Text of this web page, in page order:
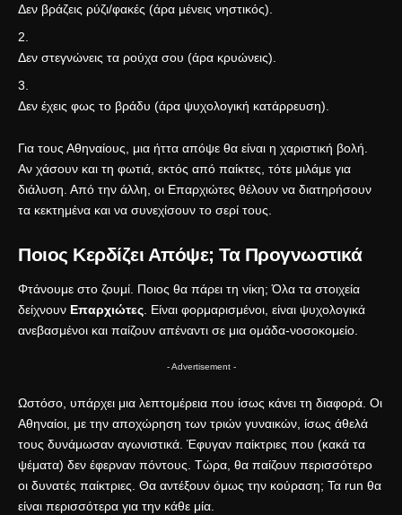
Δεν βράζεις ρύζι/φακές (άρα μένεις νηστικός).
Δεν στεγνώνεις τα ρούχα σου (άρα κρυώνεις).
Δεν έχεις φως το βράδυ (άρα ψυχολογική κατάρρευση).
Για τους Αθηναίους, μια ήττα απόψε θα είναι η χαριστική βολή.
Αν χάσουν και τη φωτιά, εκτός από παίκτες, τότε μιλάμε για
διάλυση. Από την άλλη, οι Επαρχιώτες θέλουν να διατηρήσουν
τα κεκτημένα και να συνεχίσουν το σερί τους.
Ποιος Κερδίζει Απόψε; Τα Προγνωστικά
Φτάνουμε στο ζουμί. Ποιος θα πάρει τη νίκη; Όλα τα στοιχεία
δείχνουν Επαρχιώτες. Είναι φορμαρισμένοι, είναι ψυχολογικά
ανεβασμένοι και παίζουν απέναντι σε μια ομάδα-νοσοκομείο.
- Advertisement -
Ωστόσο, υπάρχει μια λεπτομέρεια που ίσως κάνει τη διαφορά. Οι
Αθηναίοι, με την αποχώρηση των τριών γυναικών, ίσως άθελά
τους δυνάμωσαν αγωνιστικά. Έφυγαν παίκτριες που (κακά τα
ψέματα) δεν έφερναν πόντους. Τώρα, θα παίζουν περισσότερο
οι δυνατές παίκτριες. Θα αντέξουν όμως την κούραση; Τα run θα
είναι περισσότερα για την κάθε μία.